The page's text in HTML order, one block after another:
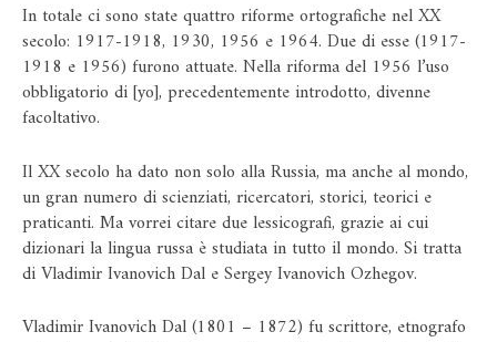
In totale ci sono state quattro riforme ortografiche nel XX
secolo: 1917-1918, 1930, 1956 e 1964. Due di esse (1917-
1918 e 1956) furono attuate. Nella riforma del 1956 l’uso
obbligatorio di [yo], precedentemente introdotto, divenne
facoltativo.
Il XX secolo ha dato non solo alla Russia, ma anche al mondo,
un gran numero di scienziati, ricercatori, storici, teorici e
praticanti. Ma vorrei citare due lessicografi, grazie ai cui
dizionari la lingua russa è studiata in tutto il mondo. Si tratta
di Vladimir Ivanovich Dal e Sergey Ivanovich Ozhegov.
Vladimir Ivanovich Dal (1801 – 1872) fu scrittore, etnografo